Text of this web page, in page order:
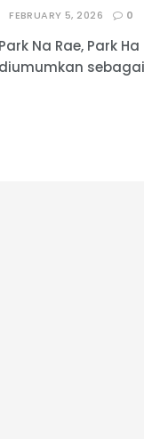
FEBRUARY 5, 2026 0
Na Rae, Park